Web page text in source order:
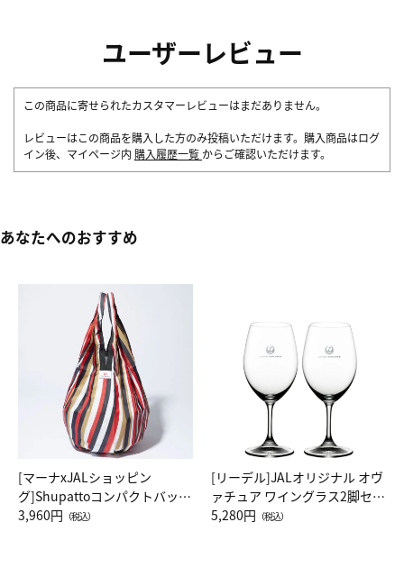
ユーザーレビュー
この商品に寄せられたカスタマーレビューはまだありません。
レビューはこの商品を購入した方のみ投稿いただけます。購入商品はログ
イン後、マイページ内 購入履歴一覧 からご確認いただけます。
あなたへのおすすめ
[マーナxJALショッピン
グ]Shupattoコンパクトバッグ
Drop JAL客室乗務員（LC）ス
3,960円 （税込）
[リーデル]JALオリジナル オヴ
ァチュア ワイングラス2脚セッ
ト（レッドワイン）
5,280円 （税込）